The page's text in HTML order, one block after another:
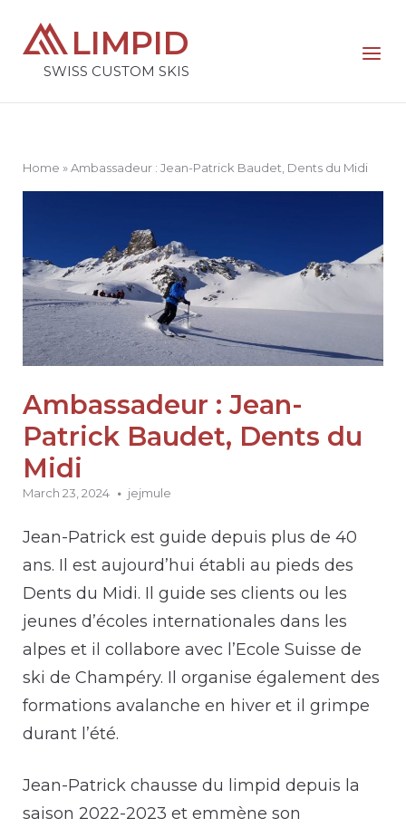
content
Home LIMPID
SWISS CUSTOM SKIS
Menu
Home »Ambassadeur : Jean-Patrick Baudet, Dents du Midi
Ambassadeur : Jean-
Patrick Baudet, Dents du
Midi
March 23, 2024 jejmule
Jean-Patrick est guide depuis plus de 40
ans. Il est aujourd’hui établi au pieds des
Dents du Midi. Il guide ses clients ou les
jeunes d’écoles internationales dans les
alpes et il collabore avec l’Ecole Suisse de
ski de Champéry. Il organise également des
formations avalanche en hiver et il grimpe
durant l’été.
Jean-Patrick chausse du limpid depuis la
saison 2022-2023 et emmène son